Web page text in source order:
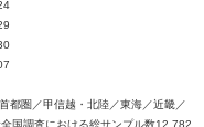
都圏／甲信越・北陸／東海／近畿／
国調査における総サンプル数12,782